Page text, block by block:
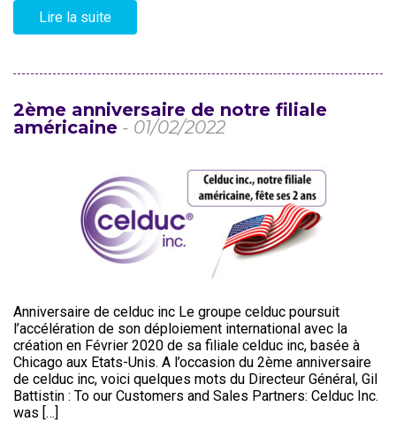
Lire la suite
2ème anniversaire de notre filiale
américaine - 01/02/2022
Anniversaire de celduc inc Le groupe celduc poursuit
l’accélération de son déploiement international avec la
création en Février 2020 de sa filiale celduc inc, basée à
Chicago aux Etats-Unis. A l’occasion du 2ème anniversaire
de celduc inc, voici quelques mots du Directeur Général, Gil
Battistin : To our Customers and Sales Partners: Celduc Inc.
was […]